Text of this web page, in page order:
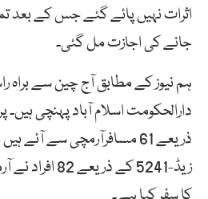
اثرات نہیں پائے گئے جس کے بعد
جانے کی اجازت مل گئی۔
ہم نیوز کے مطابق آج چین سے براہ
ذریعے 61 مسافرآرمچی سے
زیڈ-5241 کے